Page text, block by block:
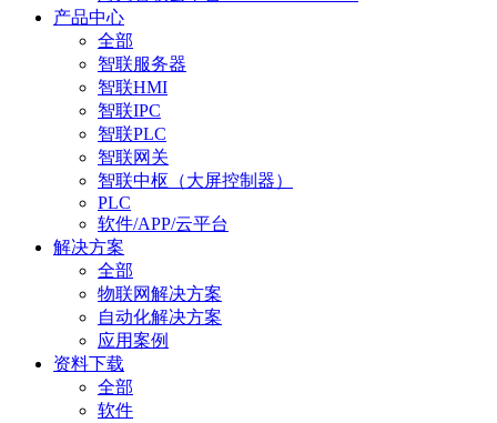
产品中心
全部
智联服务器
智联HMI
智联IPC
智联PLC
智联网关
智联中枢（大屏控制器）
PLC
软件/APP/云平台
解决方案
全部
物联网解决方案
自动化解决方案
应用案例
资料下载
全部
软件